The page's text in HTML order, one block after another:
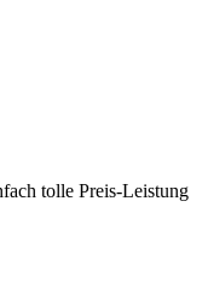
tolle Preis-Leistung